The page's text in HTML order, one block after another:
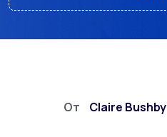
От Claire Bushby